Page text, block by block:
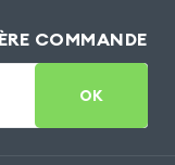
COMMANDE
OK